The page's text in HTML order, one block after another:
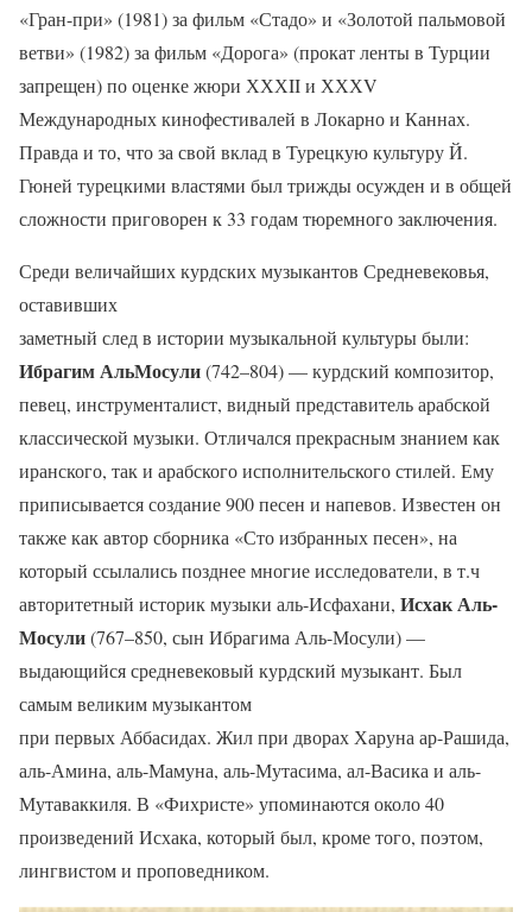
«Гран-при» (1981) за фильм «Стадо» и «Золотой пальмовой
ветви» (1982) за фильм «Дорога» (прокат ленты в Турции
запрещен) по оценке жюри ХХХII и ХХХV
Международных кинофестивалей в Локарно и Каннах.
Правда и то, что за свой вклад в Турецкую культуру Й.
Гюней турецкими властями был трижды осужден и в общей
сложности приговорен к 33 годам тюремного заключения.
Среди величайших курдских музыкантов Средневековья,
оставивших
заметный след в истории музыкальной культуры были:
Ибрагим АльМосули(742–804) — курдский композитор,
певец, инструменталист, видный представитель арабской
классической музыки. Отличался прекрасным знанием как
иранского, так и арабского исполнительского стилей. Ему
приписывается создание 900 песен и напевов. Известен он
также как автор сборника «Сто избранных песен», на
который ссылались позднее многие исследователи, в т.ч
авторитетный историк музыки аль-Исфахани, Исхак Аль-
Мосули(767–850, сын Ибрагима Аль-Мосули) —
выдающийся средневековый курдский музыкант. Был
самым великим музыкантом
при первых Аббасидах. Жил при дворах Харуна ар-Рашида,
аль-Амина, аль-Мамуна, аль-Мутасима, ал-Васика и аль-
Мутаваккиля. В «Фихристе» упоминаются около 40
произведений Исхака, который был, кроме того, поэтом,
лингвистом и проповедником.